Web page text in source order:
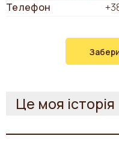
Телефон
Це моя історія